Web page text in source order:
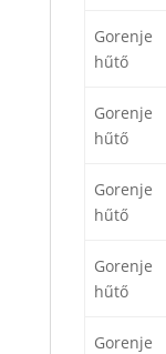
Gorenje
hűtő
Gorenje
hűtő
Gorenje
hűtő
Gorenje
hűtő
Gorenje